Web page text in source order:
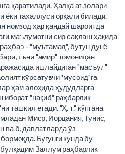
қаратилади. Ҳалқа аъзолари
ёки тахаллуси орқали билади.
номзод ҳар қандай шароитда
маълумотни сир сақлаш ҳақида
- "муътамад", бутун дунё
яъни "амир" томонидан
ишлайдиган "масъул"
кўрсатувчи "мусоид"га
ҳам алоҳида ҳудудларга
"нақиб" раҳбарлик
ташкил етади. "Ҳ. т." кўпгана
Миср, Иордания, Тунис,
ва б. давлатларда ўз
Бугунги кунда бу
Заллум раҳбарлик